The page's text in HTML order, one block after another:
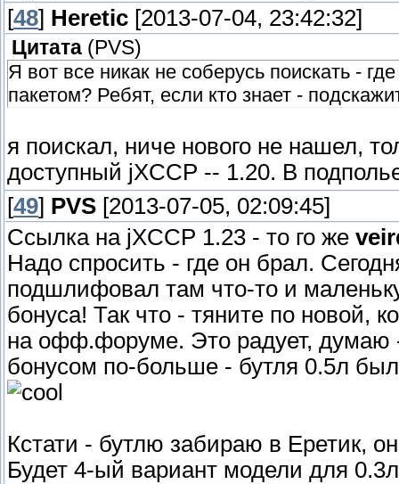
[48] Heretic [2013-07-04, 23:42:32]
Цитата ( PVS)
Я вот все никак не соберусь поискать -
пакетом? Ребят, если кто знает -
я поискал, ниче нового не нашел,
доступный jXCCP -- 1.20. В
[49] PVS [2013-07-05, 02:09:45]
Ссылка на jXCCP 1.23 - то го же
Надо спросить - где он брал.
подшлифовал там что-то и
бонуса! Так что - тяните по новой,
на офф.форуме. Это радует, думаю
бонусом по-больше - бутля 0.5л
Кстати - бутлю забираю в Еретик,
Будет 4-ый вариант модели для